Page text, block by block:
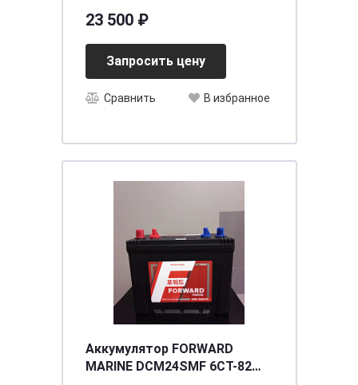
23 500 ₽
Запросить цену
Сравнить В избранное
Аккумулятор FORWARD
MARINE DCM24SMF 6СТ-82